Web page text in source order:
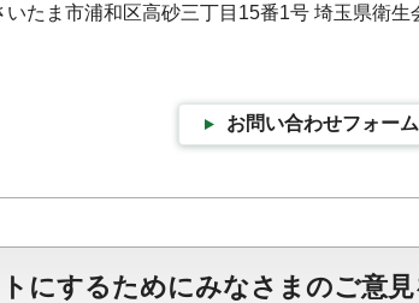
たま市浦和区高砂三丁目15番1号 埼玉県衛生
お問い合わせフォーム
にするためにみなさまのご意